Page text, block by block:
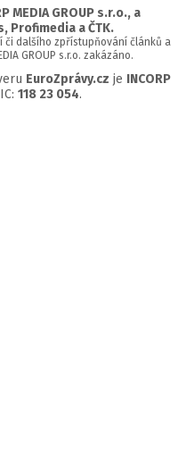
GROUP s.r.o., a
Profimedia a ČTK.
či dalšího zpřístupňování článků a
GROUP s.r.o. zakázáno.
EuroZprávy.cz je INCORP
118 23 054.